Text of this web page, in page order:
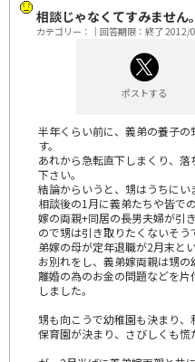
相談じゃなくてすみません。
カテゴリー：｜回答期限：終了
ポストする
半年くらい前に、義弟の養子
す。
あれから急転直下しまくり、
下さい。
結論からいうと、甥はうちにい
相談後の1月に義弟たちや皆で
嫁の両親+同居の長男夫婦が引
ので甥は引き取りたくないそ
弟嫁の母が定年退職が2月末と
お別れをし、義弟嫁両親は甥
離婚の為のお金の問題などを
しました。
甥も向こうで幼稚園も決まり
保育園が決まり、さびしくも慌